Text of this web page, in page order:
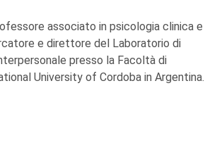
associato in psicologia clinica e
e direttore del Laboratorio di
presso la Facoltà di
University of Cordoba in Argentina.